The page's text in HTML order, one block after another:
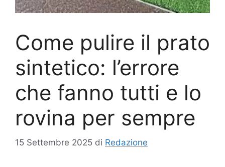
Come pulire il prato
sintetico: l’errore
che fanno tutti e lo
rovina per sempre
15 Settembre 2025 di Redazione